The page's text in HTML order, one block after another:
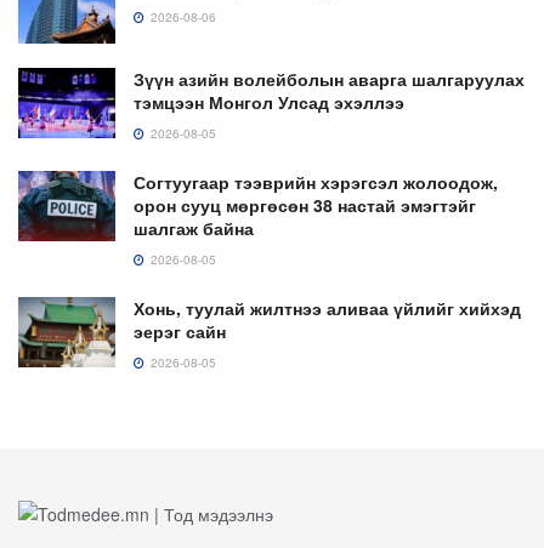
2026-08-06
Зүүн азийн волейболын аварга шалгаруулах
тэмцээн Монгол Улсад эхэллээ
2026-08-05
Согтуугаар тээврийн хэрэгсэл жолоодож,
орон сууц мөргөсөн 38 настай эмэгтэйг
шалгаж байна
2026-08-05
Хонь, туулай жилтнээ аливаа үйлийг хийхэд
эерэг сайн
2026-08-05